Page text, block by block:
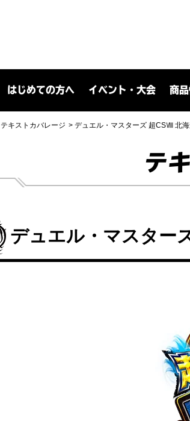
はじめての方へ イベント・大会 商
テキストカバレージ デュエル・マスターズ 超CSⅧ 北
テ
デュエル・マスター